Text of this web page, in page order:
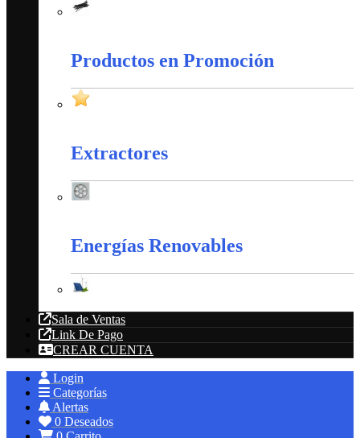
Productos en Promoción
Extractores
Energías Renovables
Sala de Ventas
Link De Pago
CREAR CUENTA
Login
Categorías
Alertas
0 Deseados